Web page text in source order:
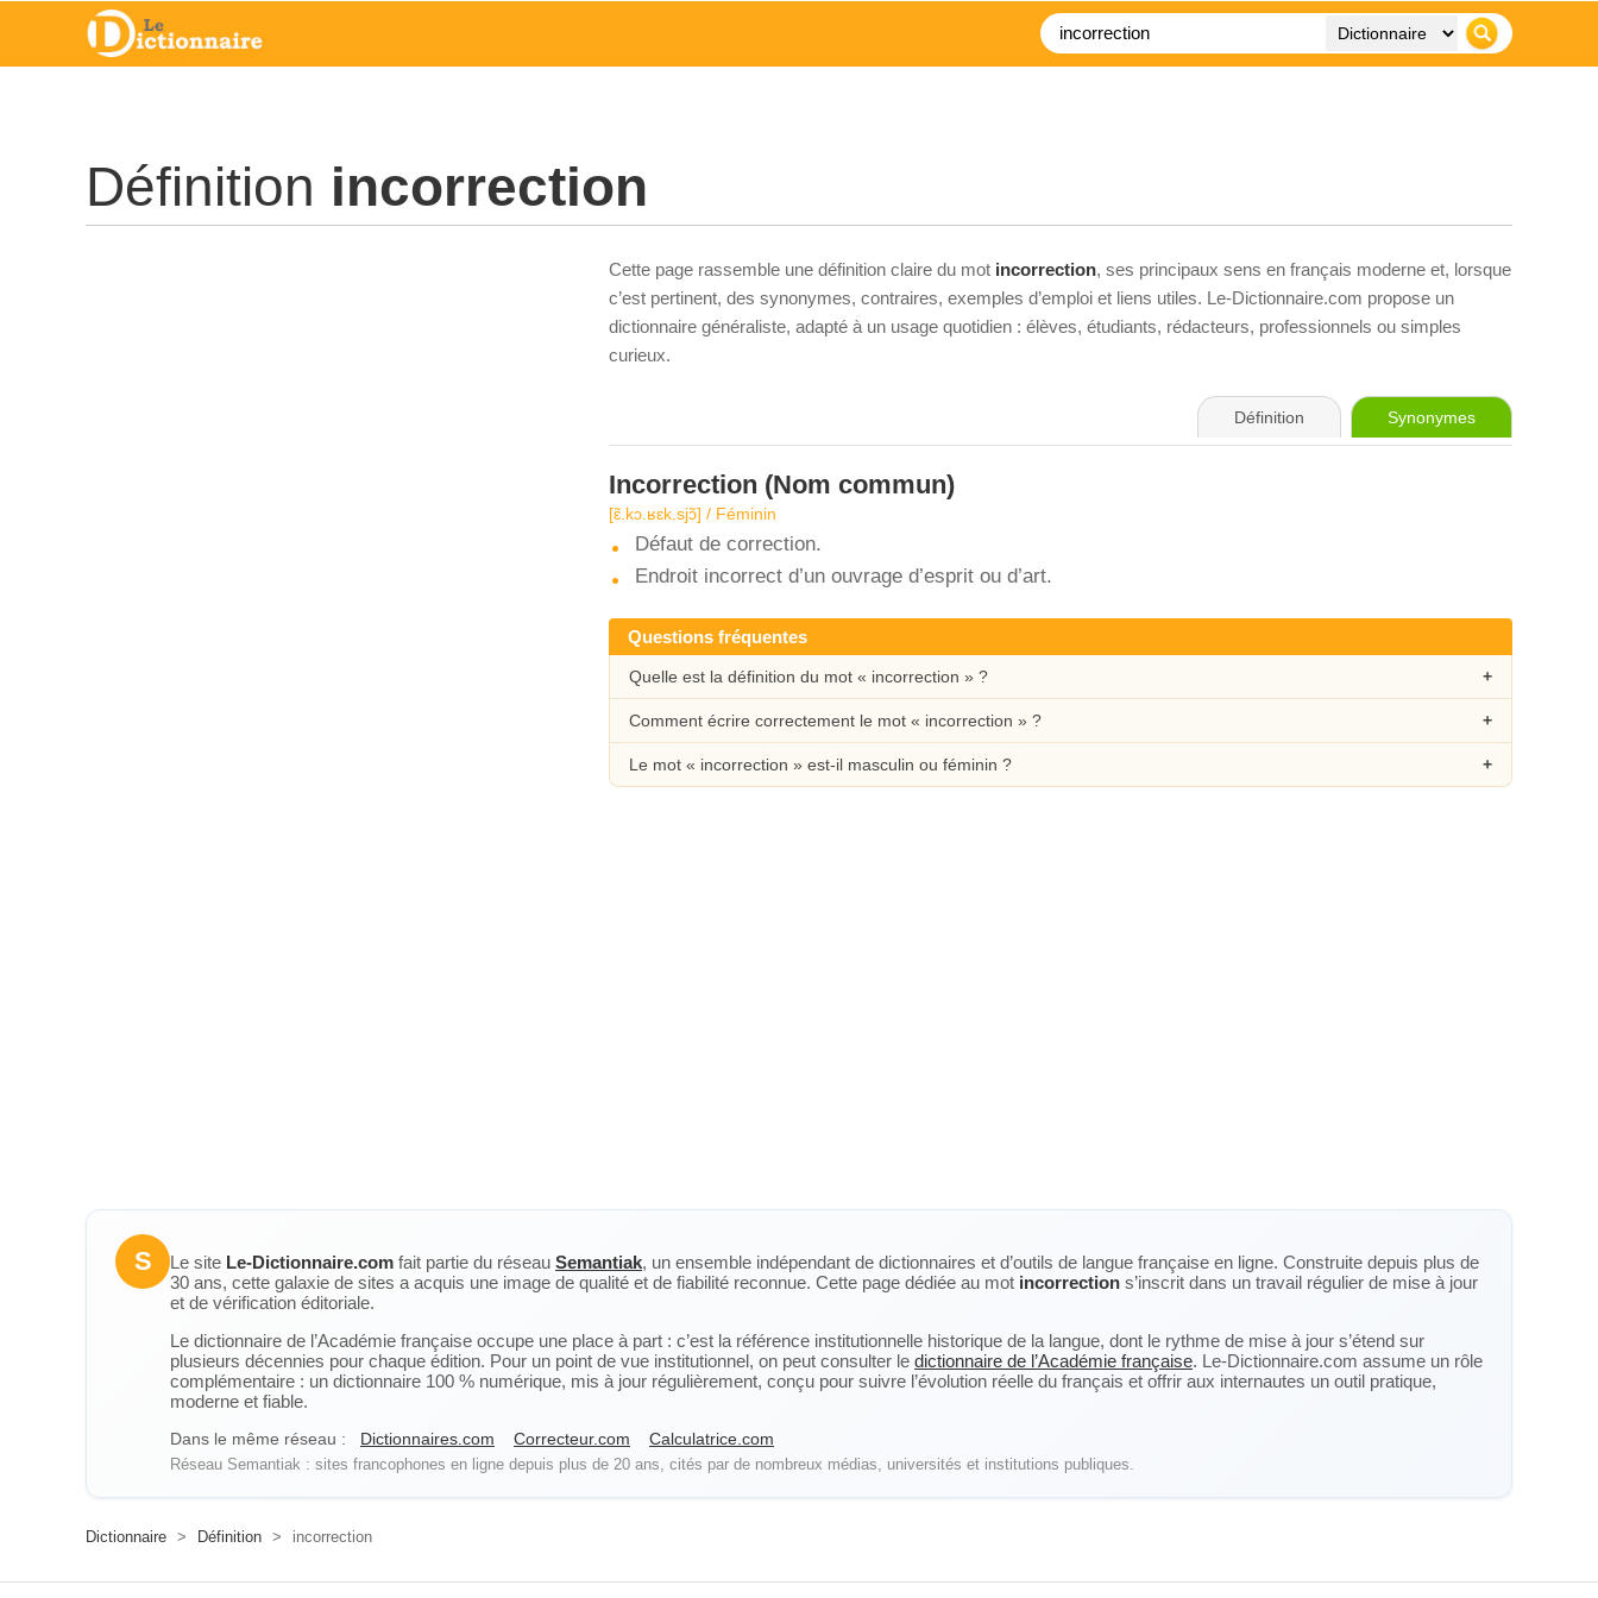
Définition incorrection
Cette page rassemble une définition claire du mot incorrection, ses principaux sens en français moderne et, lorsque
c’est pertinent, des synonymes, contraires, exemples d’emploi et liens utiles. Le-Dictionnaire.com propose un
dictionnaire généraliste, adapté à un usage quotidien : élèves, étudiants, rédacteurs, professionnels ou simples
curieux.
Définition Synonymes
Incorrection (Nom commun)
[ɛ̃.kɔ.ʁɛk.sjɔ̃] / Féminin
Défaut de correction.
Endroit incorrect d’un ouvrage d’esprit ou d’art.
Questions fréquentes
Quelle est la définition du mot « incorrection » ?
Comment écrire correctement le mot « incorrection » ?
Le mot « incorrection » est-il masculin ou féminin ?
S Le site Le-Dictionnaire.com fait partie du réseau Semantiak, un ensemble indépendant de dictionnaires et d’outils de langue française en ligne. Construite depuis plus de
30 ans, cette galaxie de sites a acquis une image de qualité et de fiabilité reconnue. Cette page dédiée au mot incorrection s’inscrit dans un travail régulier de mise à jour
et de vérification éditoriale.
Le dictionnaire de l’Académie française occupe une place à part : c’est la référence institutionnelle historique de la langue, dont le rythme de mise à jour s’étend sur
plusieurs décennies pour chaque édition. Pour un point de vue institutionnel, on peut consulter le dictionnaire de l’Académie française. Le-Dictionnaire.com assume un rôle
complémentaire : un dictionnaire 100 % numérique, mis à jour régulièrement, conçu pour suivre l’évolution réelle du français et offrir aux internautes un outil pratique,
moderne et fiable.
Dans le même réseau : Dictionnaires.com Correcteur.com Calculatrice.com
Réseau Semantiak : sites francophones en ligne depuis plus de 20 ans, cités par de nombreux médias, universités et institutions publiques.
Dictionnaire > Définition > incorrection